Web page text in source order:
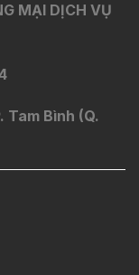
MẠI DỊCH VỤ
Tam Bình (Q.